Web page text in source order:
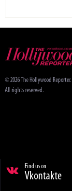
© 2026 The Hollywood Reporter.
All rights reserved.
Find us on
Vkontakte